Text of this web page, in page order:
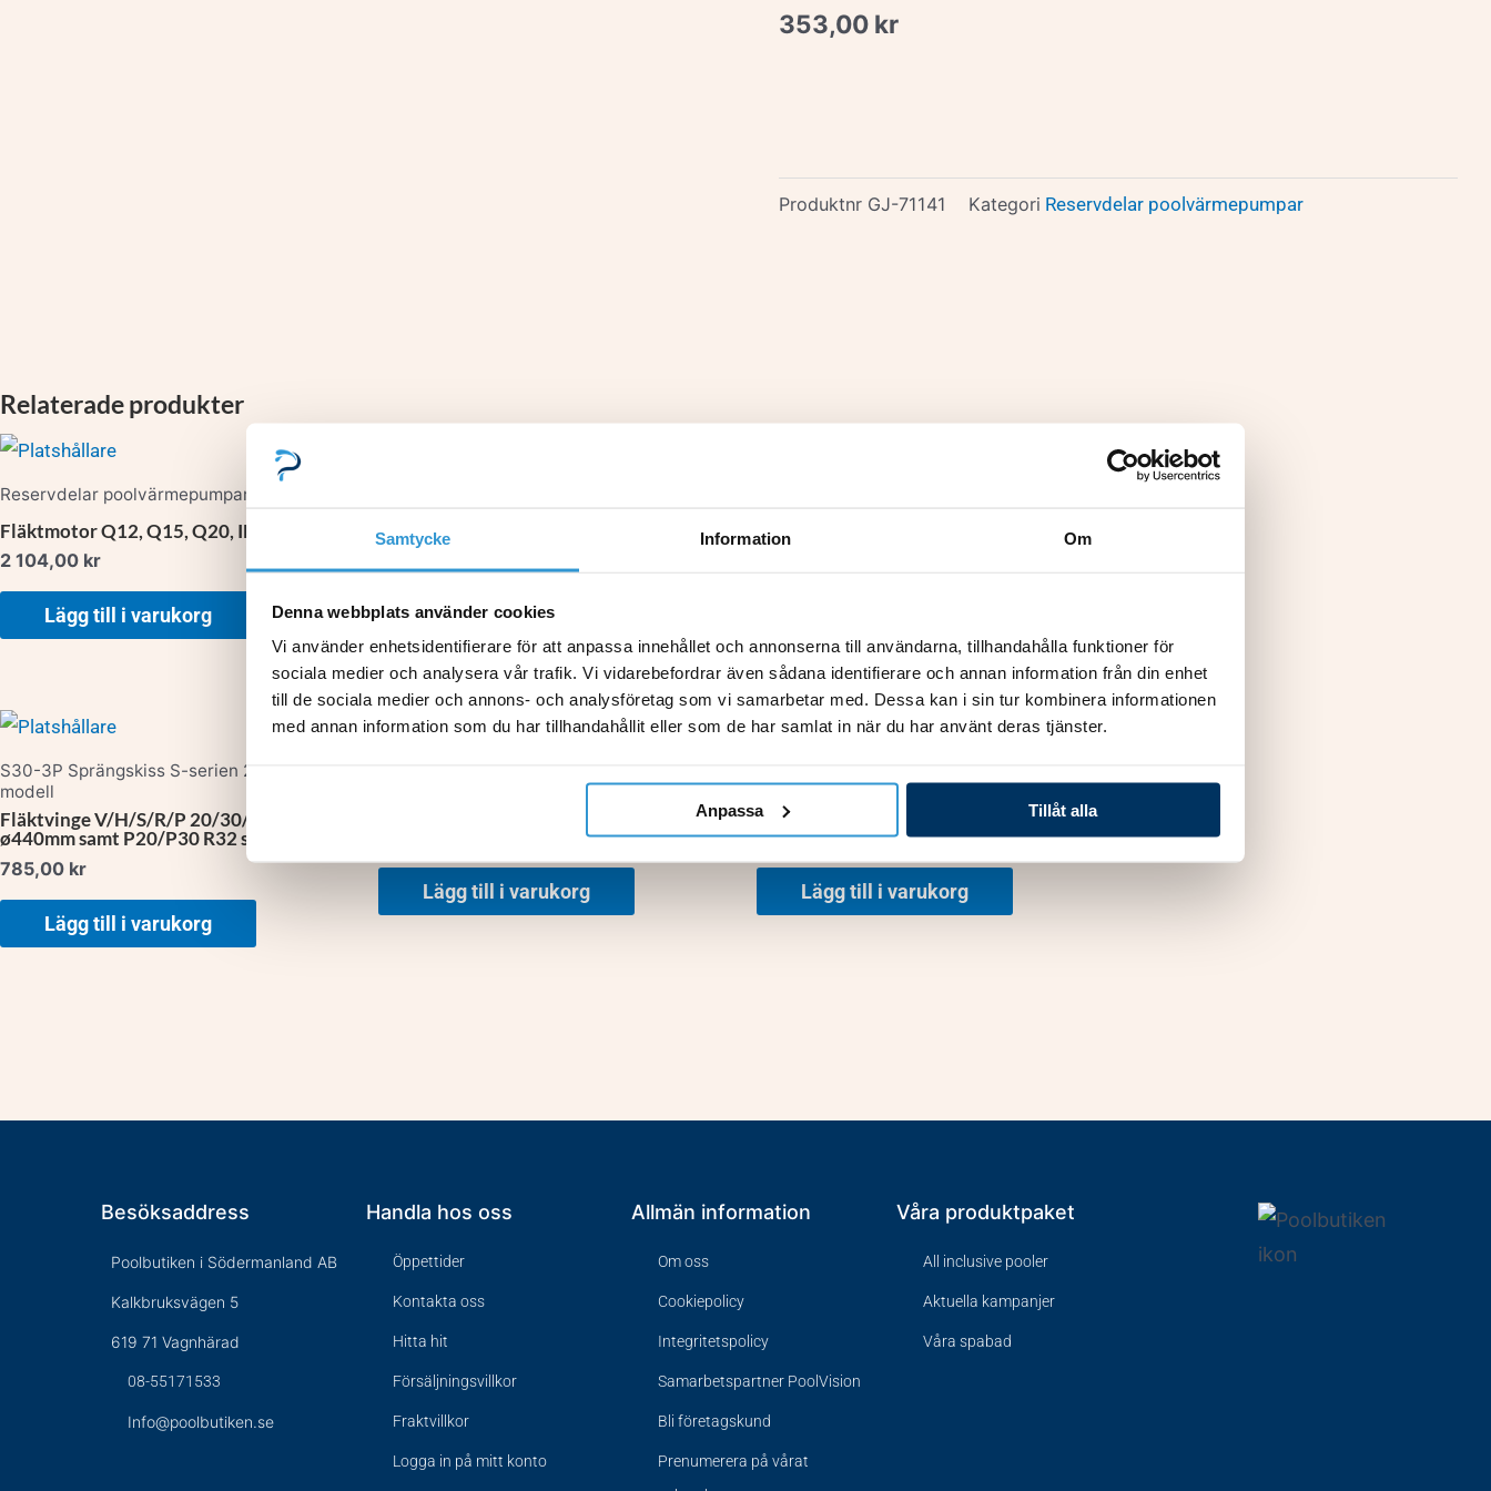
Samtycke Information Om
Denna webbplats använder cookies
Vi använder enhetsidentifierare för att anpassa innehållet och annonserna till användarna, tillhandahålla funktioner för
sociala medier och analysera vår trafik. Vi vidarebefordrar även sådana identifierare och annan information från din enhet
till de sociala medier och annons- och analysföretag som vi samarbetar med. Dessa kan i sin tur kombinera informationen
med annan information som du har tillhandahållit eller som de har samlat in när du har använt deras tjänster.
Anpassa Tillåt alla
353,00 kr
Produktnr GJ-71141 Kategori Reservdelar poolvärmepumpar
Relaterade produkter
Reservdelar poolvärmepumpar
Fläktmotor Q12, Q15, Q20, INTUS 60
2 104,00 kr
Lägg till i varukorg
Värmeväxlare P20, Q12 R32
Lägg till i varukorg
Q30/Q30-3P & P20/P30 R32 serien
S30-3P Sprängskiss S-serien 2017- R410
modell
Fläktvinge V/H/S/R/P 20/30/30-3P
ø440mm samt P20/P30 R32 serien
785,00 kr
Lägg till i varukorg
Lägg till i varukorg
Pressostat HP 44 bar/32 bar
410,00kr
Lägg till i varukorg
Besöksaddress
Poolbutiken i Södermanland AB
Kalkbruksvägen 5
619 71 Vagnhärad
08-55171533
Info@poolbutiken.se
Handla hos oss
Öppettider
Kontakta oss
Hitta hit
Försäljningsvillkor
Fraktvillkor
Logga in på mitt konto
Allmän information
Om oss
Cookiepolicy
Integritetspolicy
Samarbetspartner PoolVision
Bli företagskund
Prenumerera på vårat
Våra produktpaket
All inclusive pooler
Aktuella kampanjer
Våra spabad